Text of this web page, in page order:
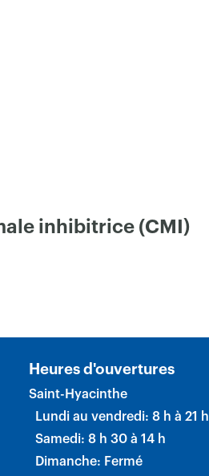
inhibitrice (CMI)
Heures d'ouvertures
Saint-Hyacinthe
Lundi au vendredi: 8 h à 21 h
Samedi: 8 h 30 à 14 h
Dimanche: Fermé